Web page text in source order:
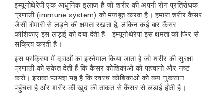
इम्यूनोथेरेपी एक आधुनिक इलाज है जो शरीर की अपनी रोग प्रतिरोधक
प्रणाली (immune system) को मजबूत करता है। हमारा शरीर कैंसर
जैसी बीमारी से लड़ने की क्षमता रखता है, लेकिन कई बार कैंसर
कोशिकाएं इस लड़ाई को दबा देती हैं। इम्यूनोथेरेपी इस क्षमता को फिर से
सक्रिय करती है।
इस प्रक्रिया में दवाओं का इस्तेमाल किया जाता है जो शरीर की सुरक्षा
प्रणाली को संकेत देती हैं कि कैंसर कोशिकाओं को पहचानो और नष्ट
करो। इसका फायदा यह है कि स्वस्थ कोशिकाओं को कम नुकसान
पहुंचता है और शरीर की खुद की ताकत से कैंसर से लड़ाई होती है।